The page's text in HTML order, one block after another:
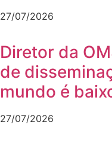
27/07/2026
Diretor da
de
mundo é
27/07/2026